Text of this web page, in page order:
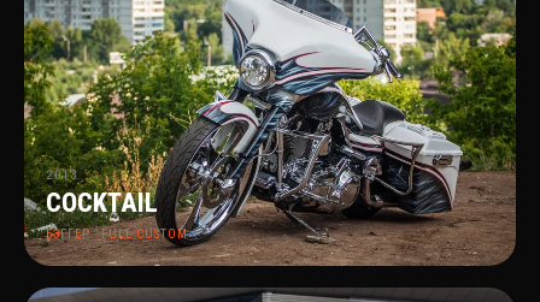
2013
COCKTAIL
БЭГГЕР · FULL CUSTOM